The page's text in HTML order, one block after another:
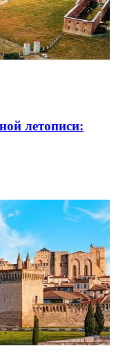
летописи: